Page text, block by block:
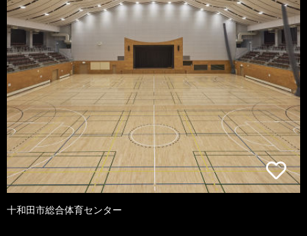
十和田市総合体育センター